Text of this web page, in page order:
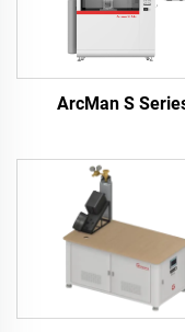
ArcMan S